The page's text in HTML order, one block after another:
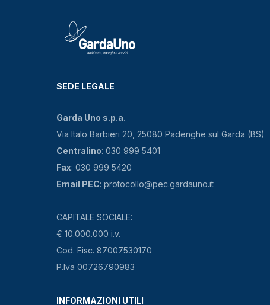
SEDE LEGALE
Garda Uno s.p.a.
Via Italo Barbieri 20, 25080 Padenghe sul Garda (BS)
Centralino: 030 999 5401
Fax: 030 999 5420
Email PEC: protocollo@pec.gardauno.it
CAPITALE SOCIALE:
€ 10.000.000 i.v.
Cod. Fisc. 87007530170
P.Iva 00726790983
INFORMAZIONI UTILI